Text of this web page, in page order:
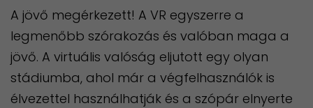
A jövő megérkezett! A VR egyszerre a
legmenőbb szórakozás és valóban maga a
jövő. A virtuális valóság eljutott egy olyan
stádiumba, ahol már a végfelhasználók is
élvezettel használhatják és a szópár elnyerte